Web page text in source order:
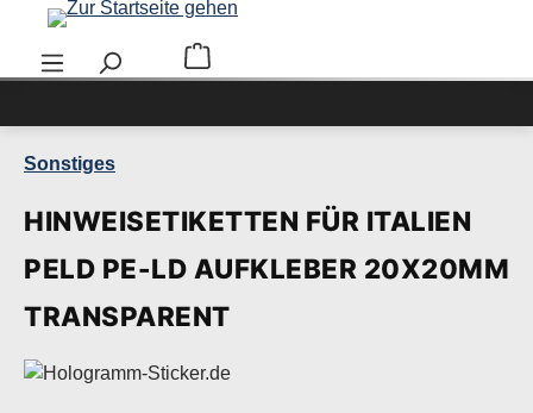
Zum Hauptinhalt springen
Warenkorb enthält 0 Positionen. Der
Sonstiges
HINWEISETIKETTEN FÜR ITALIEN
PELD PE-LD AUFKLEBER 20X20MM
TRANSPARENT